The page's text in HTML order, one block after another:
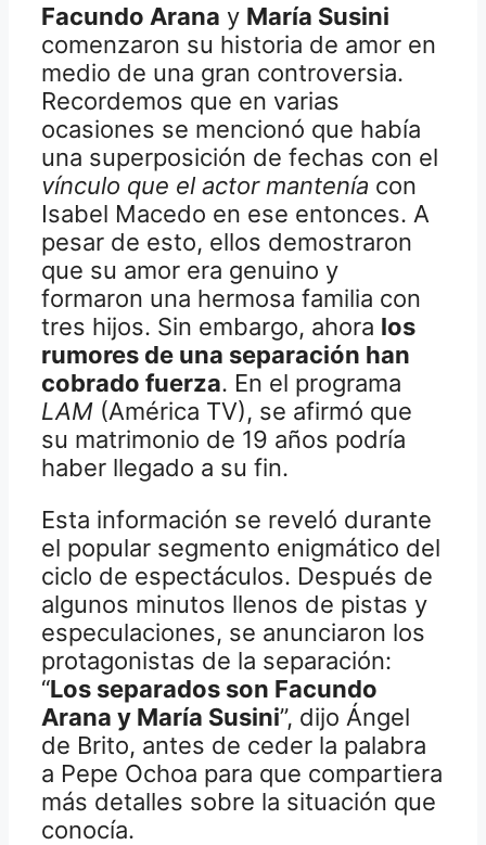
Facundo Arana y María Susini
comenzaron su historia de amor en
medio de una gran controversia.
Recordemos que en varias
ocasiones se mencionó que había
una superposición de fechas con el
vínculo que el actor mantenía con
Isabel Macedo en ese entonces. A
pesar de esto, ellos demostraron
que su amor era genuino y
formaron una hermosa familia con
tres hijos. Sin embargo, ahora los
rumores de una separación han
cobrado fuerza. En el programa
LAM (América TV), se afirmó que
su matrimonio de 19 años podría
haber llegado a su fin.
Esta información se reveló durante
el popular segmento enigmático del
ciclo de espectáculos. Después de
algunos minutos llenos de pistas y
especulaciones, se anunciaron los
protagonistas de la separación:
“Los separados son Facundo
Arana y María Susini”, dijo Ángel
de Brito, antes de ceder la palabra
a Pepe Ochoa para que compartiera
más detalles sobre la situación que
conocía.